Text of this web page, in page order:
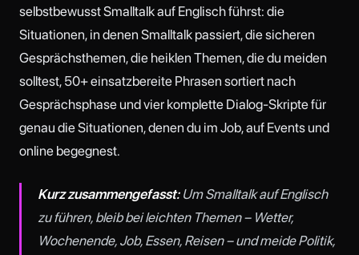
selbstbewusst Smalltalk auf Englisch führst: die
Situationen, in denen Smalltalk passiert, die sicheren
Gesprächsthemen, die heiklen Themen, die du meiden
solltest, 50+ einsatzbereite Phrasen sortiert nach
Gesprächsphase und vier komplette Dialog-Skripte für
genau die Situationen, denen du im Job, auf Events und
online begegnest.
Kurz zusammengefasst:Um Smalltalk auf Englisch
zu führen, bleib bei leichten Themen – Wetter,
Wochenende, Job, Essen, Reisen – und meide Politik,